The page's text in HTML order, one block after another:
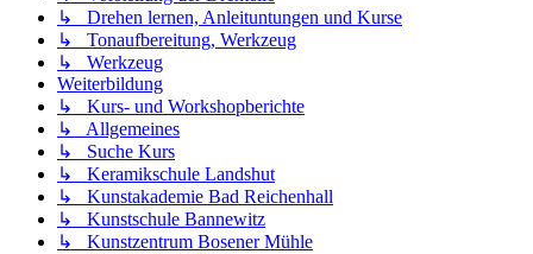
↳ Drehen lernen, Anleituntungen und Kurse
↳ Tonaufbereitung, Werkzeug
↳ Werkzeug
Weiterbildung
↳ Kurs- und Workshopberichte
↳ Allgemeines
↳ Suche Kurs
↳ Keramikschule Landshut
↳ Kunstakademie Bad Reichenhall
↳ Kunstschule Bannewitz
↳ Kunstzentrum Bosener Mühle